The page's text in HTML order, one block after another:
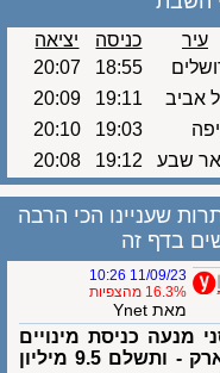
כניסה
יציאה
18:55
20:07
19:11
20:09
19:03
20:10
שבע
19:12
20:08
שעניינו הכי הרבה
בדף זה
11/09/23 10:26
16.3% מהצפיות
מאת Ynet
מנעה כניסת מינויים
לפארק - ותשלם 9.5 מיליון